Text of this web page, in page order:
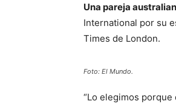
Una pareja
International por su
Times de London.
Foto: El Mundo.
“Lo elegimos porque